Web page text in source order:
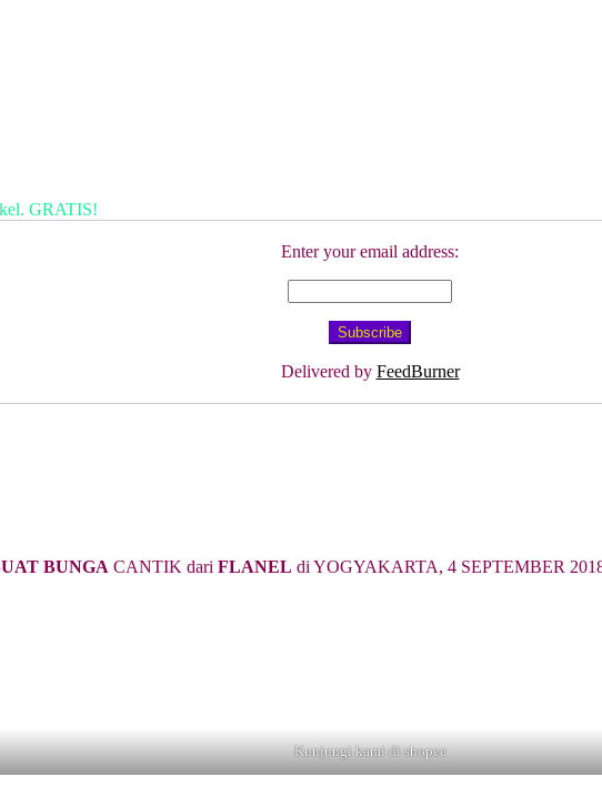
GRATIS!
Enter your email address:
Delivered by FeedBurner
BUNGA CANTIK dari FLANEL di YOGYAKARTA, 4 SEPTEMBER
Kunjungi kami di shopee